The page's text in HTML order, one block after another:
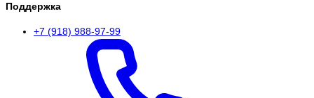
Поддержка
+7 (918) 988-97-99